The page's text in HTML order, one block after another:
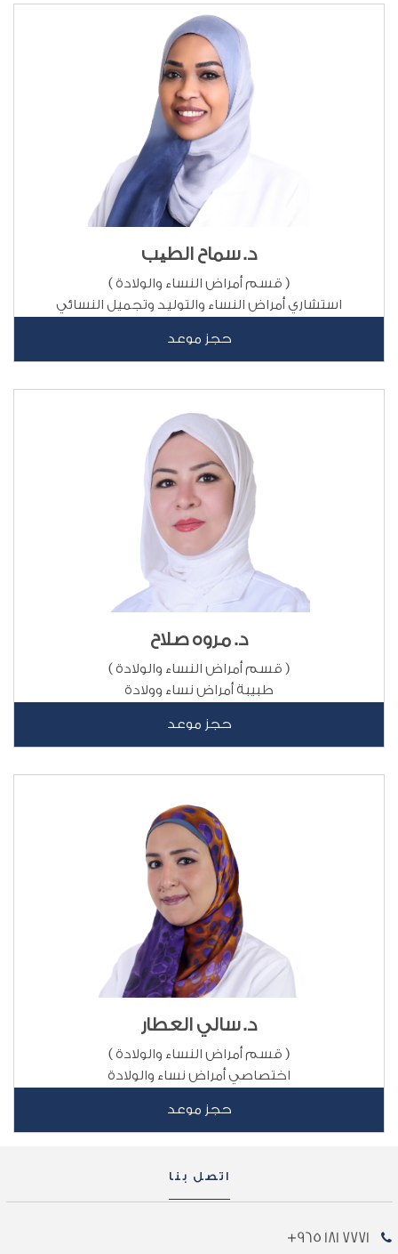
د. سماح الطیب
( قسم أمراض النساء والولادة )
استشاري أمراض النساء والتوليد وتجميل النسائي
حجز موعد
د. مروه صلاح
( قسم أمراض النساء والولادة )
طبيبة أمراض نساء وولادة
حجز موعد
د. سالي العطار
( قسم أمراض النساء والولادة )
اختصاصي أمراض نساء والولادة
حجز موعد
اتصل بنا
7771 181 965+